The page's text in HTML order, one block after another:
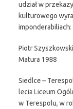
udział w
kulturowego
imponderabiliach:
Piotr Szyszkowski
Matura 1988
Siedlce –
lecia Liceum
w Terespolu, w